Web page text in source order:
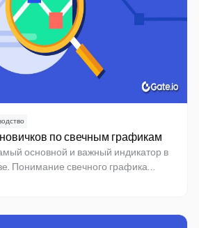
по свечным графикам
основной и важный индикатор в
Понимание свечного графика
инвестиционных решений.